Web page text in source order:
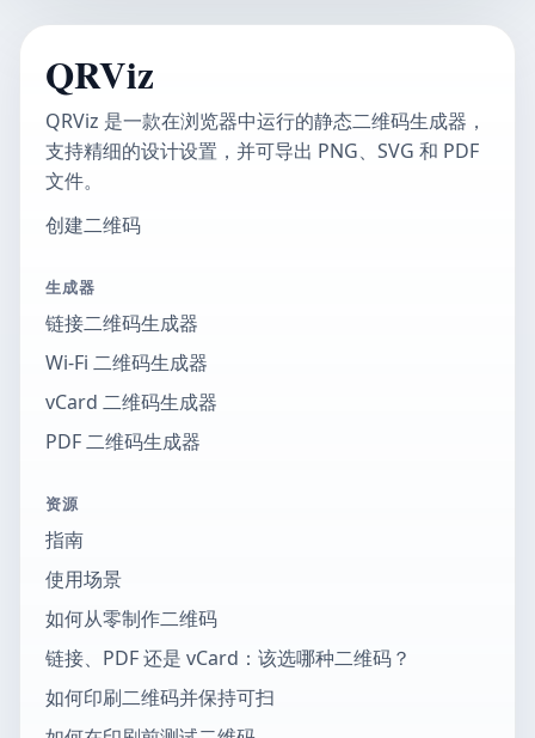
QRViz
QRViz 是一款在浏览器中运行的静态二维码生成器，
支持精细的设计设置，并可导出 PNG、SVG 和 PDF
文件。
创建二维码
生成器
链接二维码生成器
Wi-Fi 二维码生成器
vCard 二维码生成器
PDF 二维码生成器
资源
指南
使用场景
如何从零制作二维码
链接、PDF 还是 vCard：该选哪种二维码？
如何印刷二维码并保持可扫